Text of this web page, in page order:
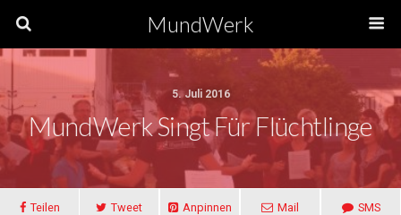
MundWerk
5. Juli 2016
MundWerk Singt Für Flüchtlinge
Teilen Tweet Anpinnen Mail SMS